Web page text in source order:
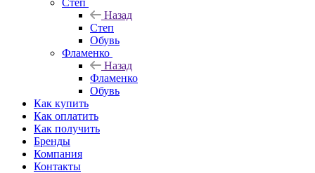
Степ
Назад
Степ
Обувь
Фламенко
Назад
Фламенко
Обувь
Как купить
Как оплатить
Как получить
Бренды
Компания
Контакты